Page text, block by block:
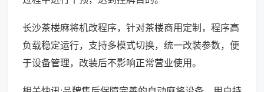
长沙茶楼麻将机改程序，针对茶楼商用定制，程序高
负载稳定运行，支持多模式切换，统一改装参数，便
于设备管理，改装后不影响正常营业使用。